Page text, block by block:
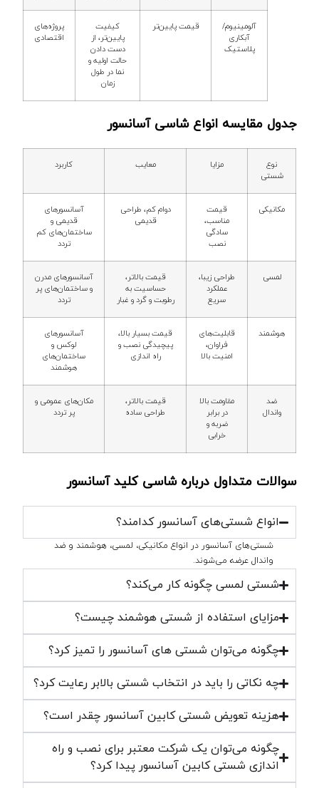
آلومینیوم/
آبکاری
پلاستیک
قیمت پایین‌تر
کیفیت
پایین‌تر، از
دست دادن
حالت اولیه و
نما در طول
زمان
پروژه‌های
اقتصادی
جدول مقایسه انواع شاسی آسانسور
نوع
شستی
مزایا معایب کاربرد
مکانیکی
قیمت
مناسب،
سادگی
نصب
دوام کم، طراحی
قدیمی
آسانسورهای
قدیمی و
ساختمان‌های کم
تردد
لمسی
طراحی زیبا،
عملکرد
سریع
قیمت بالاتر،
حساسیت به
رطوبت و گرد و غبار
آسانسورهای مدرن
و ساختمان‌های پر
تردد
هوشمند
قابلیت‌های
فراوان،
امنیت بالا
قیمت بسیار بالا،
پیچیدگی نصب و
راه اندازی
آسانسورهای
لوکس و
ساختمان‌های
هوشمند
ضد
واندال
مقاومت بالا
در برابر
ضربه و
خرابی
قیمت بالاتر،
طراحی ساده
مکان‌های عمومی و
پر تردد
سوالات متداول درباره شاسی کلید آسانسور
انواع شستی‌های آسانسور کدامند؟
شستی‌های آسانسور در انواع مکانیکی، لمسی، هوشمند و ضد
واندال عرضه می‌شوند.
شستی لمسی چگونه کار می‌کند؟
مزایای استفاده از شستی هوشمند چیست؟
چگونه می‌توان شستی های آسانسور را تمیز کرد؟
چه نکاتی را باید در انتخاب شستی بالابر رعایت کرد؟
هزینه تعویض شستی کابین آسانسور چقدر است؟
چگونه می‌توان یک شرکت معتبر برای نصب و راه
اندازی شستی کابین آسانسور پیدا کرد؟